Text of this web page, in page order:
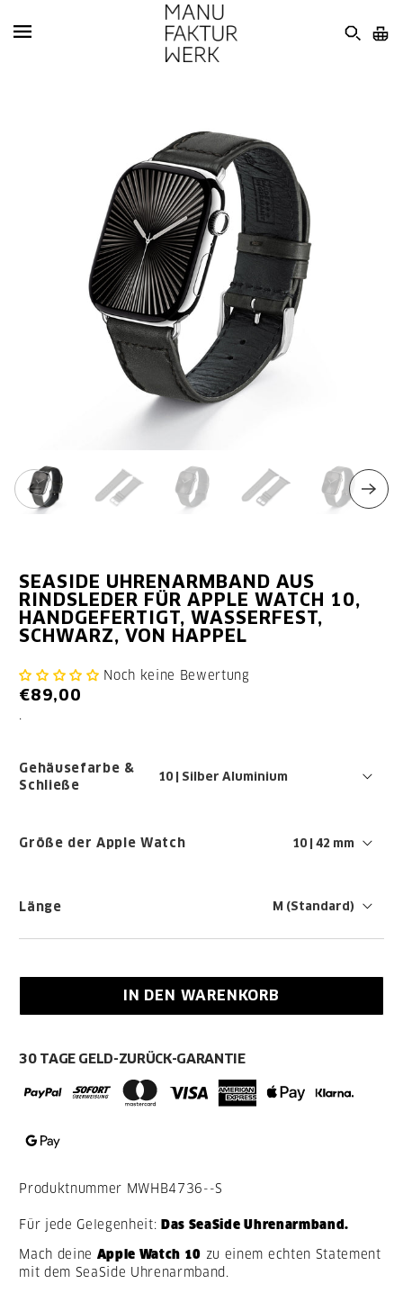
SEASIDE UHRENARMBAND AUS
RINDSLEDER FÜR APPLE WATCH 10,
HANDGEFERTIGT, WASSERFEST,
SCHWARZ, VON HAPPEL
Noch keine Bewertung
€89,00
.
Gehäusefarbe &
Schließe
Größe der Apple Watch
Länge
IN DEN WARENKORB
30 TAGE GELD-ZURÜCK-GARANTIE
Produktnummer MWHB4736--S
Für jede Gelegenheit: Das SeaSide Uhrenarmband.
Mach deine Apple Watch 10 zu einem echten Statement
mit dem SeaSide Uhrenarmband.